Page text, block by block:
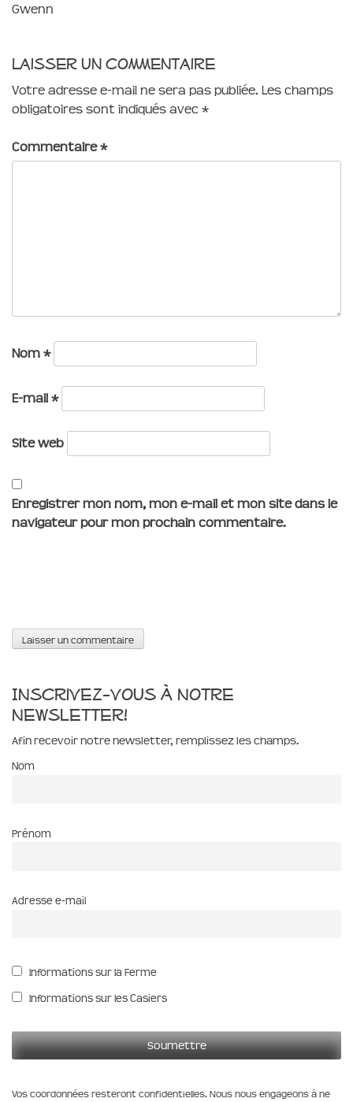
Gwenn
Laisser un commentaire
Votre adresse e-mail ne sera pas publiée. Les champs
obligatoires sont indiqués avec *
Commentaire*
Nom *
E-mail *
Site web
Enregistrer mon nom, mon e-mail et mon site dans le
navigateur pour mon prochain commentaire.
Inscrivez-vous à notre
newsletter!
Afin recevoir notre newsletter, remplissez les champs.
Nom
Prénom
Adresse e-mail
Informations sur la Ferme
Informations sur les Casiers
Vos coordonnées resteront confidentielles. Nous nous engageons à ne